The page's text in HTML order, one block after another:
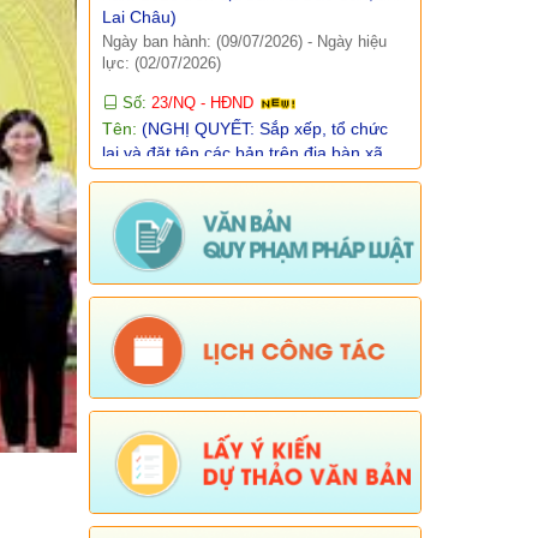
Số:23/NQ - HĐND
Tên:(NGHỊ QUYẾT: Sắp xếp, tổ chức
lại và đặt tên các bản trên địa bàn xã
dào san năm 2026)
Ngày ban hành: (01/07/2026) -Ngày hiệu
lực: (25/06/2026)
Số:Số: 09/QĐ-UBND
Tên:(Quyết định công khai danh mục
thủ tục hành chính thuộc thẩm quyền
giải quyết của UBND xã Dào San)
lực: (06/01/2026)
Số:Số: 10/QĐ-UBND
Tên:(Quyết định về việc công khai
danh mục thủ tục hành chính thực hiện
không phụ thuộc vào địa giới hành
chính trên địa bàn xã Dào San)
Ngày ban hành: (15/04/2026) -Ngày hiệu
lực: (06/01/2026)